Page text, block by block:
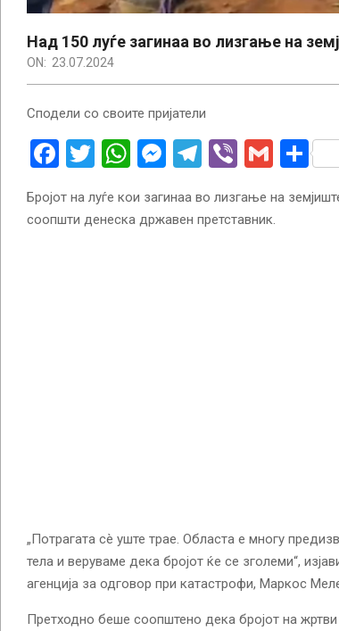
Над 150 луѓе загинаа во лизгање на
ON: 23.07.2024
Сподели со своите пријатели
Facebook
Twitter
WhatsApp
Messenger
Telegram
ViberGmail
Бројот на луѓе кои загинаа во лизгање на
соопшти денеска државен претставник.
„Потрагата сè уште трае. Областа е многу
тела и веруваме дека бројот ќе се зголеми“,
агенција за одговор при катастрофи, Маркос
Претходно беше соопштено дека бројот на жртви